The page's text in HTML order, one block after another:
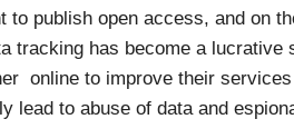
to publish open access, and on
tracking has become a
online to improve their
lead to abuse of data and